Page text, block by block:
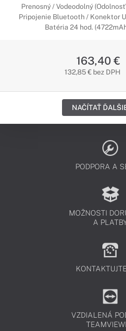
Prenosný / Vodeodolný
Pripojenie Bluetooth / Konektor
Batéria 24 hod.
163,40 €
132,85 € bez DPH
NAČÍTAŤ
PODPORA A
MOŽNOSTI
A
VZDIALENÁ